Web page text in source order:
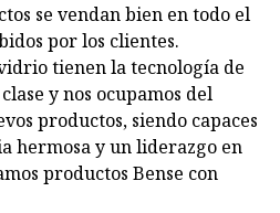
se vendan bien en todo el
por los clientes.
tienen la tecnología de
y nos ocupamos del
productos, siendo capaces
hermosa y un liderazgo en
productos Bense con